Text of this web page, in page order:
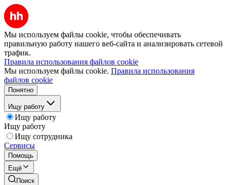
Мы используем файлы cookie, чтобы обеспечивать
правильную работу нашего веб-сайта и анализировать сетевой
трафик.
Правила использования файлов cookie
Мы используем файлы cookie. Правила использования
файлов cookie
Понятно
Ищу работу
Ищу работу
Ищу работу
Ищу сотрудника
Сервисы
Помощь
Ещё
Поиск